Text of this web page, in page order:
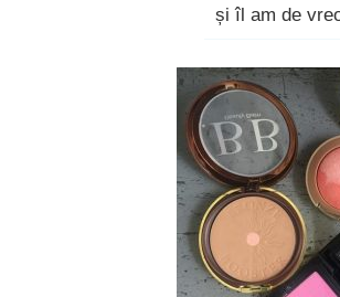
și îl am de